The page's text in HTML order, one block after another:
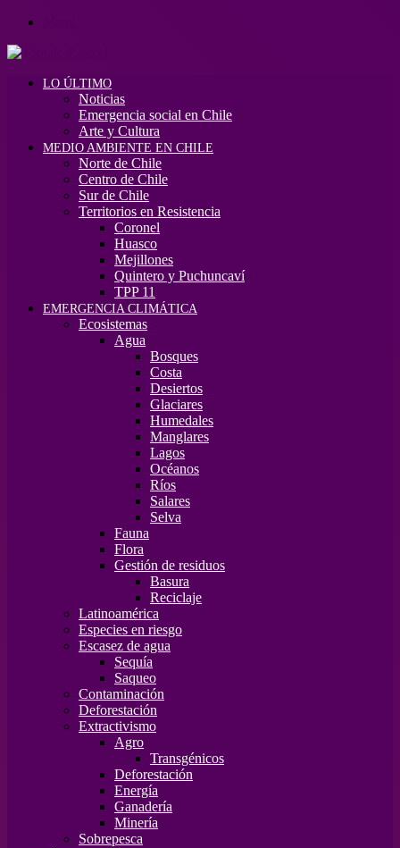
LO ÚLTIMO
Noticias
Emergencia social en Chile
Arte y Cultura
MEDIO AMBIENTE EN CHILE
Norte de Chile
Centro de Chile
Sur de Chile
Territorios en Resistencia
Coronel
Huasco
Mejillones
Quintero y Puchuncaví
TPP 11
EMERGENCIA CLIMÁTICA
Ecosistemas
Agua
Bosques
Costa
Desiertos
Glaciares
Humedales
Manglares
Lagos
Océanos
Ríos
Salares
Selva
Fauna
Flora
Gestión de residuos
Basura
Reciclaje
Latinoamérica
Especies en riesgo
Escasez de agua
Sequía
Saqueo
Contaminación
Deforestación
Extractivismo
Agro
Transgénicos
Deforestación
Energía
Ganadería
Minería
Sobrepesca